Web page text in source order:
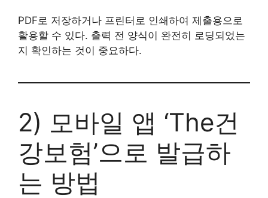
PDF로 저장하거나 프린터로 인쇄하여 제출용으로
활용할 수 있다. 출력 전 양식이 완전히 로딩되었는
지 확인하는 것이 중요하다.
2) 모바일 앱 ‘The건
강보험’으로 발급하
는 방법